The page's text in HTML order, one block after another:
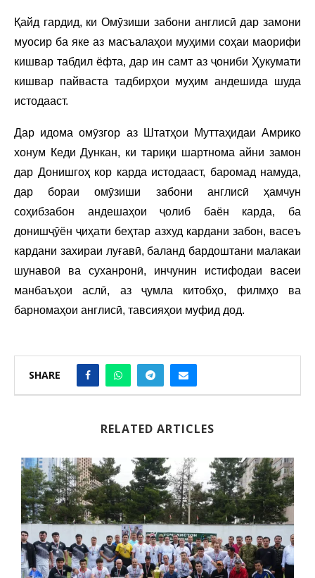
Қайд гардид, ки Омӯзиши забони англисӣ дар замони
муосир ба яке аз масъалаҳои муҳими соҳаи маорифи
кишвар табдил ёфта, дар ин самт аз ҷониби Ҳукумати
кишвар пайваста тадбирҳои муҳим андешида шуда
истодааст.
Дар идома омӯзгор аз Штатҳои Муттаҳидаи Амрико
хонум Кеди Дункан, ки тариқи шартнома айни замон
дар Донишгоҳ кор карда истодааст, баромад намуда,
дар бораи омӯзиши забони англисӣ ҳамчун
соҳибзабон андешаҳои ҷолиб баён карда, ба
донишҷӯён ҷиҳати беҳтар азхуд кардани забон, васеъ
кардани захираи луғавӣ, баланд бардоштани малакаи
шунавоӣ ва суханронӣ, инчунин истифодаи васеи
манбаъҳои аслӣ, аз ҷумла китобҳо, филмҳо ва
барномаҳои англисӣ, тавсияҳои муфид дод.
SHARE
RELATED ARTICLES